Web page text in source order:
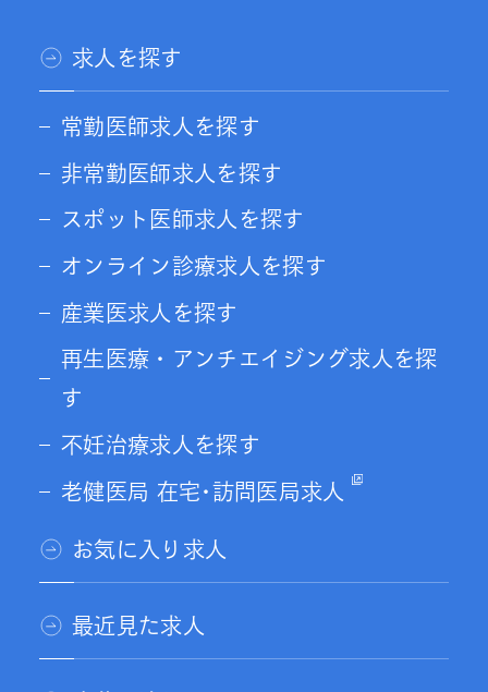
求人を探す
常勤医師求人を探す
非常勤医師求人を探す
スポット医師求人を探す
オンライン診療求人を探す
産業医求人を探す
再生医療・アンチエイジング求人を探
す
不妊治療求人を探す
老健医局 在宅･訪問医局求人
お気に入り求人
最近見た求人